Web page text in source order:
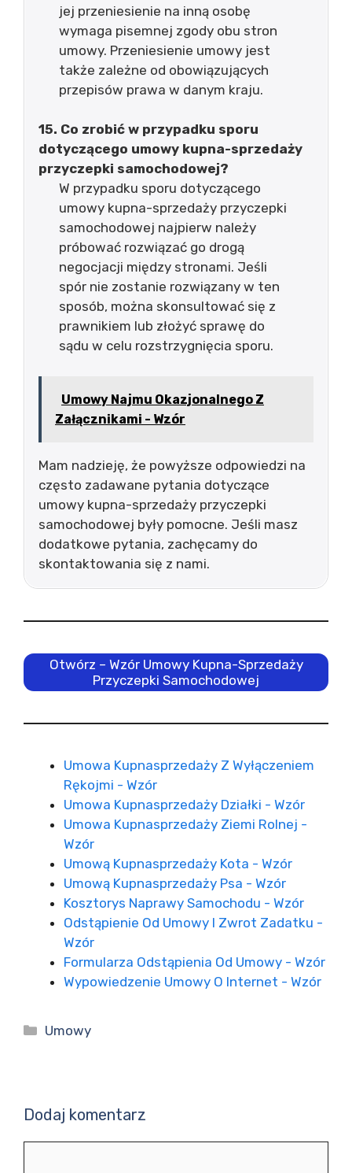
jej przeniesienie na inną osobę
wymaga pisemnej zgody obu stron
umowy. Przeniesienie umowy jest
także zależne od obowiązujących
przepisów prawa w danym kraju.
15. Co zrobić w przypadku sporu
dotyczącego umowy kupna-sprzedaży
przyczepki samochodowej?
W przypadku sporu dotyczącego
umowy kupna-sprzedaży przyczepki
samochodowej najpierw należy
próbować rozwiązać go drogą
negocjacji między stronami. Jeśli
spór nie zostanie rozwiązany w ten
sposób, można skonsultować się z
prawnikiem lub złożyć sprawę do
sądu w celu rozstrzygnięcia sporu.
Umowy Najmu Okazjonalnego Z
Załącznikami - Wzór
Mam nadzieję, że powyższe odpowiedzi na
często zadawane pytania dotyczące
umowy kupna-sprzedaży przyczepki
samochodowej były pomocne. Jeśli masz
dodatkowe pytania, zachęcamy do
skontaktowania się z nami.
Otwórz – Wzór Umowy Kupna-Sprzedaży
Przyczepki Samochodowej
Umowa Kupnasprzedaży Z Wyłączeniem
Rękojmi - Wzór
Umowa Kupnasprzedaży Działki - Wzór
Umowa Kupnasprzedaży Ziemi Rolnej -
Wzór
Umową Kupnasprzedaży Kota - Wzór
Umową Kupnasprzedaży Psa - Wzór
Kosztorys Naprawy Samochodu - Wzór
Odstąpienie Od Umowy I Zwrot Zadatku -
Wzór
Formularza Odstąpienia Od Umowy - Wzór
Wypowiedzenie Umowy O Internet - Wzór
Kategorie
Umowy
Dodaj komentarz